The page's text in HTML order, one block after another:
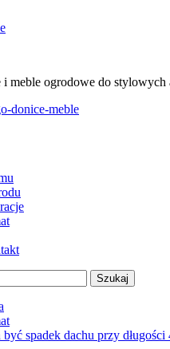
meble ogrodowe do stylowych
spadek dachu przy długości